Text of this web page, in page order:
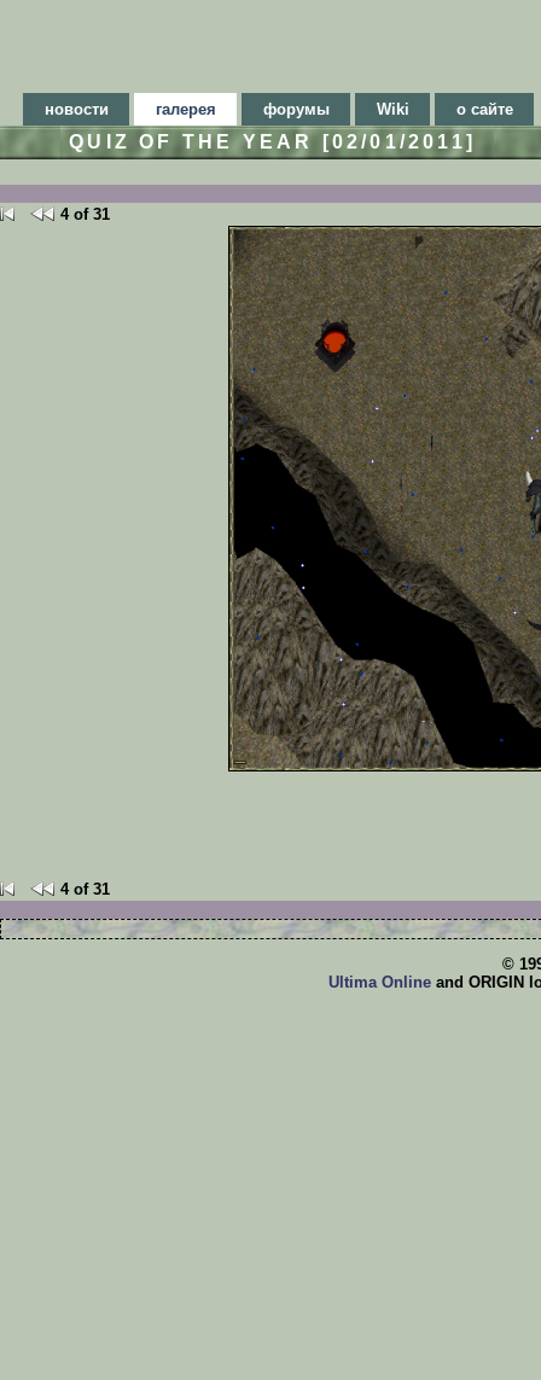
новости галерея форумы Wiki о сайте
QUIZ OF THE YEAR [02/01/2011]
4 of 31
4 of 31
©
Ultima Online and ORIGIN